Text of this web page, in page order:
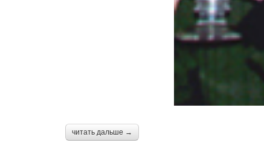
читать дальше →